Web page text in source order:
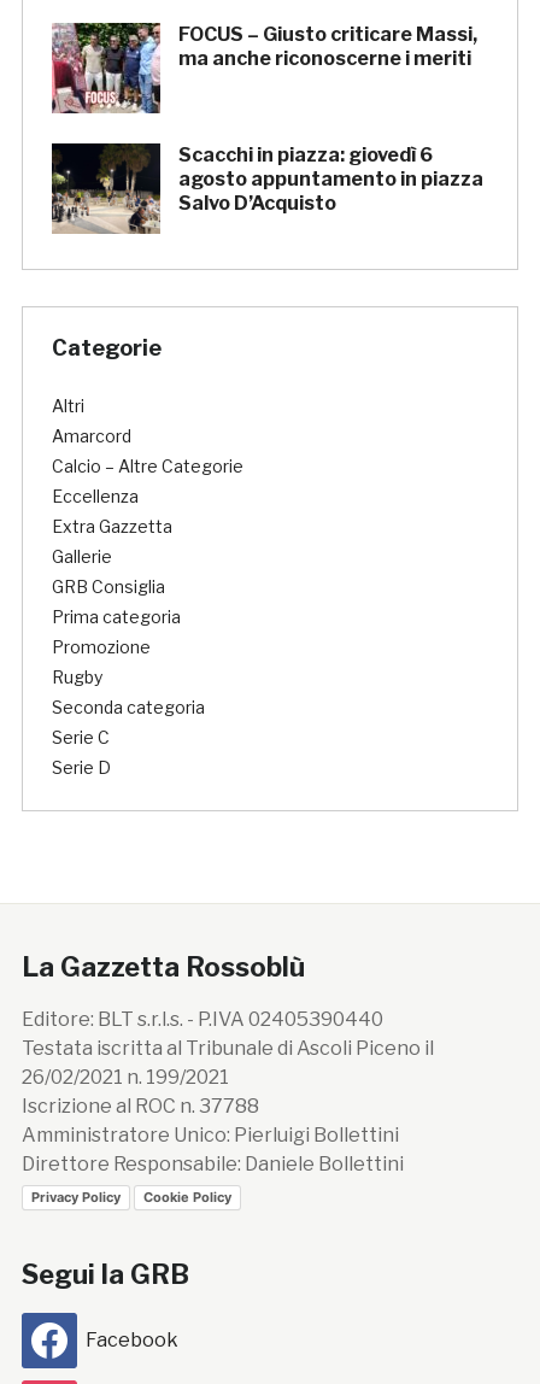
FOCUS – Giusto criticare Massi,
ma anche riconoscerne i meriti
Scacchi in piazza: giovedì 6
agosto appuntamento in piazza
Salvo D’Acquisto
Categorie
Altri
Amarcord
Calcio – Altre Categorie
Eccellenza
Extra Gazzetta
Gallerie
GRB Consiglia
Prima categoria
Promozione
Rugby
Seconda categoria
Serie C
Serie D
La Gazzetta Rossoblù
Editore: BLT s.r.l.s. - P.IVA 02405390440
Testata iscritta al Tribunale di Ascoli Piceno il
26/02/2021 n. 199/2021
Iscrizione al ROC n. 37788
Amministratore Unico: Pierluigi Bollettini
Direttore Responsabile: Daniele Bollettini
Privacy Policy Cookie Policy
Segui la GRB
Facebook